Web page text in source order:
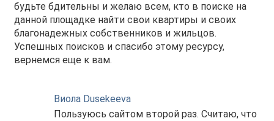
будьте бдительны и желаю всем, кто в поиске на
данной площадке найти свои квартиры и своих
благонадежных собственников и жильцов.
Успешных поисков и спасибо этому ресурсу,
вернемся еще к вам.
Виола Dusekeeva
Пользуюсь сайтом второй раз. Считаю, что